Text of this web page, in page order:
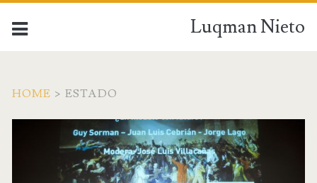
Luqman Nieto
HOME > ESTADO